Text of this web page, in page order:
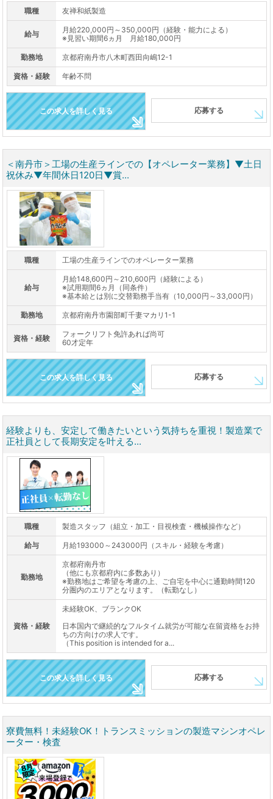
職種 友禅和紙製造
給与
月給220,000円～350,000円（経験・能力による）
※見習い期間6ヵ月 月給180,000円
勤務地 京都府南丹市八木町西田向嶋12-1
資格・経験 年齢不問
この求人を詳しく見る 応募する
＜南丹市＞工場の生産ラインでの【オペレーター業務】▼土日
祝休み▼年間休日120日▼賞...
職種 工場の生産ラインでのオペレーター業務
給与
月給148,600円～210,600円（経験による）
※試用期間6ヵ月（同条件）
※基本給とは別に交替勤務手当有（10,000円～33,000円）
勤務地 京都府南丹市園部町千妻マカリ1-1
資格・経験
フォークリフト免許あれば尚可
60才定年
この求人を詳しく見る 応募する
経験よりも、安定して働きたいという気持ちを重視！製造業で
正社員として長期安定を叶える...
職種 製造スタッフ（組立・加工・目視検査・機械操作など）
給与 月給193000～243000円（スキル・経験を考慮）
勤務地
京都府南丹市
（他にも京都府内に多数あり）
※勤務地はご希望を考慮の上、ご自宅を中心に通勤時間120
分圏内のエリアとなります。（転勤なし）
資格・経験
未経験OK、ブランクOK
日本国内で継続的なフルタイム就労が可能な在留資格をお持
ちの方向けの求人です。
（This position is intended for a...
この求人を詳しく見る 応募する
寮費無料！未経験OK！トランスミッションの製造マシンオペレ
ーター・検査